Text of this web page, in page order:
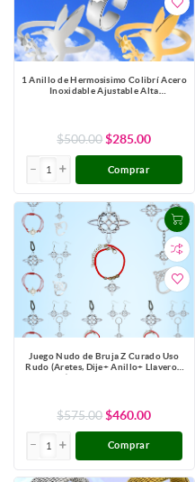
1 Anillo de Hermosisimo Colibrí Acero
Inoxidable Ajustable Alta
$500.00 $285.00
Comprar
Juego Nudo de Bruja Z Curado Uso
Rudo (Aretes, Dije+ Anillo+ Llavero+
Pulsera)+ 10 Combnaciones para
$575.00 $460.00
Comprar